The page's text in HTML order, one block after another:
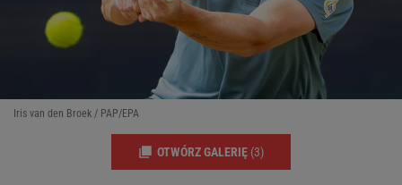
Iris van den Broek / PAP/EPA
OTWÓRZ GALERIĘ (3)